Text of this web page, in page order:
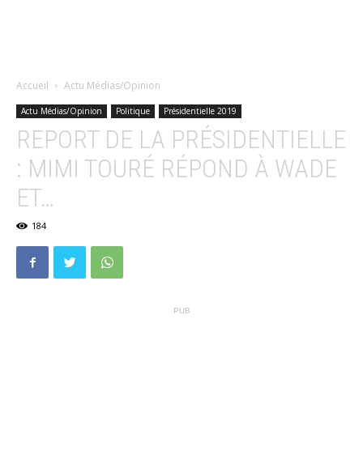
Accueil Actu Médias/Opinion
Actu Médias/Opinion Politique Présidentielle 2019
REPORT DE LA PRÉSIDENTIELLE
: MIMI TOURÉ RÉPOND À WADE
ET…
184
PUB